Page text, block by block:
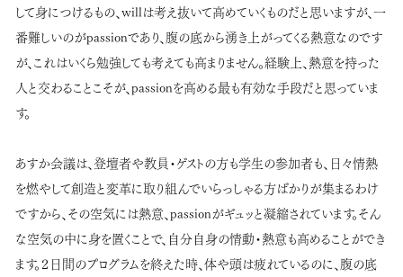
して身につけるもの、willは考え抜いて高めていくものだと思いますが、一
番難しいのがpassionであり、腹の底から湧き上がってくる熱意なのです
が、これはいくら勉強しても考えても高まりません。経験上、熱意を持った
人と交わることこそが、passionを高める最も有効な手段だと思っていま
す。
あすか会議は、登壇者や教員・ゲストの方も学生の参加者も、日々情熱
を燃やして創造と変革に取り組んでいらっしゃる方ばかりが集まるわけ
ですから、その空気には熱意、passionがギュッと凝縮されています。そん
な空気の中に身を置くことで、自分自身の情動・熱意も高めることができ
ます。２日間のプログラムを終えた時、体や頭は疲れているのに、腹の底